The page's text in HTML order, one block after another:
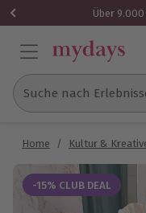
Über
Suche nach
Home / Kultur &
-15% CLUB DEAL